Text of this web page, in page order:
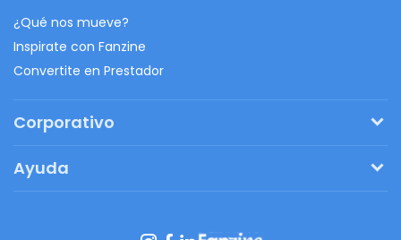
¿Qué nos mueve?
Inspirate con Fanzine
Convertite en Prestador
Corporativo
Regalos originales
Ayuda